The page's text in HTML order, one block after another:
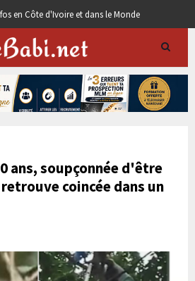
en Côte d'Ivoire et dans le Monde
ans, soupçonnée d'être
coincée dans un